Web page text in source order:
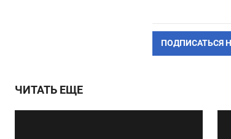
ПОДПИСАТЬСЯ
ЧИТАТЬ ЕЩЕ